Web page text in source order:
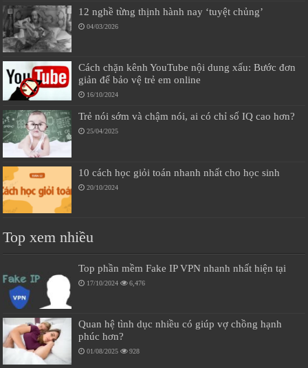
12 nghề từng thịnh hành nay ‘tuyệt chủng’
04/03/2026
Cách chặn kênh YouTube nội dung xấu: Bước đơn
giản để bảo vệ trẻ em online
16/10/2024
Trẻ nói sớm và chậm nói, ai có chỉ số IQ cao hơn?
25/04/2025
10 cách học giỏi toán nhanh nhất cho học sinh
20/10/2024
Top xem nhiều
Top phần mềm Fake IP VPN nhanh nhất hiện tại
17/10/2024 6,476
Quan hệ tình dục nhiều có giúp vợ chồng hạnh
phúc hơn?
01/08/2025 928